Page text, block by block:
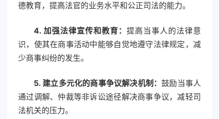
德教育，提高法官的业务水平和公正司法的能力。
4. 加强法律宣传和教育： 提高当事人的法律意
识，使其在商事活动中能够自觉地遵守法律规定，减
少商事纠纷的发生。
5. 建立多元化的商事争议解决机制：鼓励当事人
通过调解、仲裁等非诉讼途径解决商事争议，减轻司
法机关的压力。